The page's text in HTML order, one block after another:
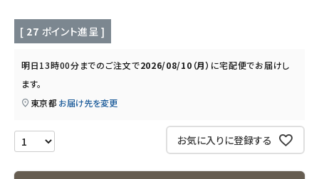
フード・ドリンク
ブランド
オリジナルブランド
[ 27 ポイント進呈 ]
明日13時00分までのご注文で2026/08/10（月） に宅配便でお届けし
ます。
東京都 お届け先を変更
お気に入りに登録する